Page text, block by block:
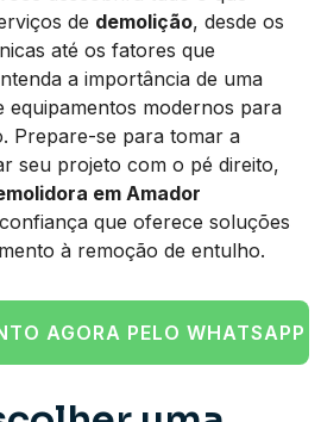
de demolição, desde os
até os fatores que
a importância de uma
equipamentos modernos para
Prepare-se para tomar a
seu projeto com o pé direito,
em Amador
que oferece soluções
à remoção de entulho.
AGORA PELO WHATSAPP